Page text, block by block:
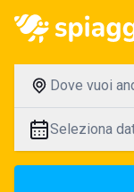
Dove vuoi
Seleziona